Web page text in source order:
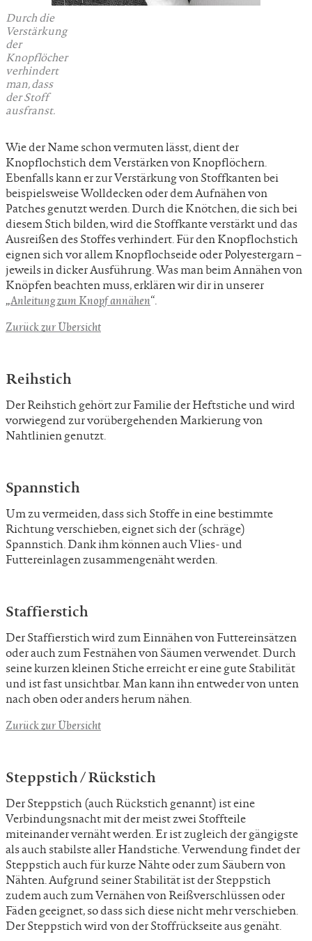
Durch die
Verstärkung
der
Knopflöcher
verhindert
man, dass
der Stoff
ausfranst.
Wie der Name schon vermuten lässt, dient der
Knopflochstich dem Verstärken von Knopflöchern.
Ebenfalls kann er zur Verstärkung von Stoffkanten bei
beispielsweise Wolldecken oder dem Aufnähen von
Patches genutzt werden. Durch die Knötchen, die sich bei
diesem Stich bilden, wird die Stoffkante verstärkt und das
Ausreißen des Stoffes verhindert. Für den Knopflochstich
eignen sich vor allem Knopflochseide oder Polyestergarn –
jeweils in dicker Ausführung. Was man beim Annähen von
Knöpfen beachten muss, erklären wir dir in unserer
„Anleitung zum Knopf annähen“.
Zurück zur Übersicht
Reihstich
Der Reihstich gehört zur Familie der Heftstiche und wird
vorwiegend zur vorübergehenden Markierung von
Nahtlinien genutzt.
Spannstich
Um zu vermeiden, dass sich Stoffe in eine bestimmte
Richtung verschieben, eignet sich der (schräge)
Spannstich. Dank ihm können auch Vlies- und
Futtereinlagen zusammengenäht werden.
Staffierstich
Der Staffierstich wird zum Einnähen von Futtereinsätzen
oder auch zum Festnähen von Säumen verwendet. Durch
seine kurzen kleinen Stiche erreicht er eine gute Stabilität
und ist fast unsichtbar. Man kann ihn entweder von unten
nach oben oder anders herum nähen.
Zurück zur Übersicht
Steppstich / Rückstich
Der Steppstich (auch Rückstich genannt) ist eine
Verbindungsnacht mit der meist zwei Stoffteile
miteinander vernäht werden. Er ist zugleich der gängigste
als auch stabilste aller Handstiche. Verwendung findet der
Steppstich auch für kurze Nähte oder zum Säubern von
Nähten. Aufgrund seiner Stabilität ist der Steppstich
zudem auch zum Vernähen von Reißverschlüssen oder
Fäden geeignet, so dass sich diese nicht mehr verschieben.
Der Steppstich wird von der Stoffrückseite aus genäht.